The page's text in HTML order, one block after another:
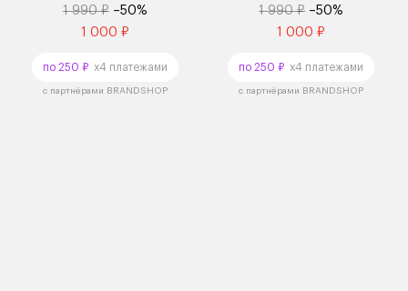
1 990 ₽ –50%
1 000 ₽
по 250 ₽ x4 платежами
с партнёрами BRANDSHOP
1 990 ₽ –50%
1 000 ₽
по 250 ₽ x4 платежами
с партнёрами BRANDSHOP